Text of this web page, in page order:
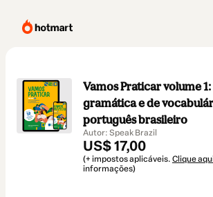
Vamos Praticar volume
gramática e de
português brasileiro
Autor: Speak Brazil
US$ 17,00
(+ impostos aplicáveis. Clique aqui
informações)